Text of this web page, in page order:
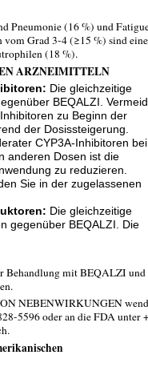
Pneumonie (16 %) und
Grad 3-4 (≥15 %) sind eine
(18 %).
ARZNEIMITTELN
Die gleichzeitige
BEQALZI.
zu Beginn der
der Dosissteigerung.
CYP3A-Inhibitoren bei
anderen Dosen ist die
zu reduzieren.
Sie in der zugelassenen
Die gleichzeitige
gegenüber BEQALZI. Die
Behandlung mit BEQALZI
NEBENWIRKUNGEN
5596 oder an die FDA unter